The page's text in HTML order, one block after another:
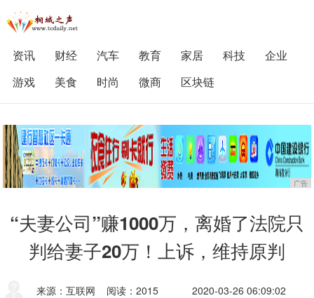
资讯 财经 汽车 教育 家居 科技
企业
游戏
美食 时尚 微商 区块链
广告
“夫妻公司”赚1000万，离婚了法院只
判给妻子20万！上诉，维持原判
来源：互联网 阅读：2015 2020-03-26 06:09:02